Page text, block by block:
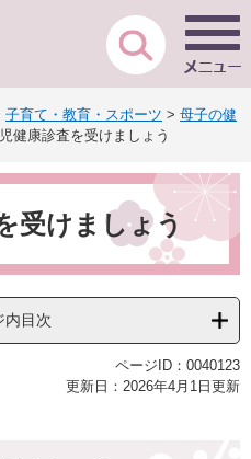
子育て・教育・スポーツ > 母子の健
健康診査を受けましょう
受けましょう
内目次
ページID：0040123
更新日：2026年4月1日更新